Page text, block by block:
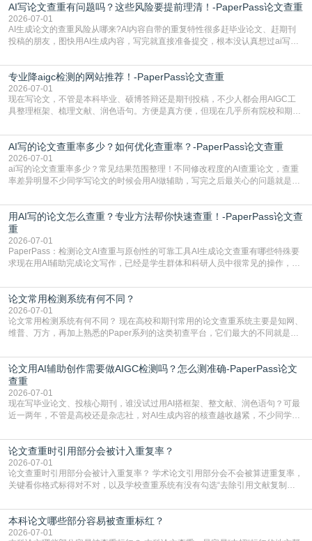
准。其实，降aigc检测是伴随AIGC工具在学术领域普及诞生的新需求，核心是为
了满足现在高校、期刊对AI生
AI写论文查重有问题吗？这些风险要提前理清！-PaperPass论文查重
2026-07-01
AI生成论文的查重风险从哪来?AI内容自带的重复特性很多赶毕业论文、赶期刊
投稿的朋友，图快用AI生成内容，写完就直接准备提交，根本没认真想过ai写论
自带不可忽视的查重风险。AI训练依赖海量公开的文本数据，生成内容本质是基
于训练数据的概率拼接，不是从零开始的原创创作。生成过程中，很容易复用已
有的高频公共表述，甚至直接拼接已经公开
专业降aigc检测的网站推荐！-PaperPass论文查重
2026-07-01
现在写论文，不管是本科毕业、硕博答辩还是期刊投稿，不少人都会用AIGC工
具整理框架、梳理文献、润色语句。方便是真方便，但现在几乎所有院校和期刊
五遍还是过不了预检测的大有人在，这时候，找到靠谱的降AIGC检测率的网
站，就能少走好多弯路。PaperPass：守护学术原创性的智能伙伴AIGC生成内
容的学术合规痛点去年帮一个本科师弟改
AI写的论文查重率多少？如何优化查重率？-PaperPass论文查重
2026-07-01
ai写的论文查重率多少？常见结果范围整理！不同修改程度的AI查重论文，查重
率差异明显不少同学写论文的时候会用AI做辅助，写完之后最关心的问题就是ai
实际情况和大家想的不太一样。AI训练依赖海量公开学术文献、网络内容，生成
内容本质是按照语义概率拼接已有内容，很容易和已发布的作品撞重复，甚至会
直接引用整段已有内容，所以查重率偏高是
用AI写的论文怎么查重？专业方法帮你快速查重！-PaperPass论文查
重
2026-07-01
PaperPass：检测论文AI查重与原创性的可靠工具AI生成论文查重有哪些特殊要
求现在用AI辅助完成论文写作，已经是学生群体和科研人员中很常见的操作，不
但很多人忽略了，AI生成的内容天生带有重复风险——训练AI的数据集本身就包
含大量已公开的学术内容、网络原创内容，AI输出内容时很容易无意识拼接出重
复片
论文常用检测系统有何不同？
2026-07-01
论文常用检测系统有何不同？ 现在高校和期刊常用的论文查重系统主要是知网、
维普、万方，再加上熟悉的Paper系列的这类初查平台，它们最大的不同就是数
查数值误导。知网（CNKI）是学校定稿检测的绝对主流。本科用PMLC，含大学
生联合比对库，能比历届学长论文，硕博用VIP/TMLC，含学术论文联合比对
库，期刊投稿用AMLMC/SML
论文用AI辅助创作需要做AIGC检测吗？怎么测准确-PaperPass论文
查重
2026-07-01
现在写毕业论文、投核心期刊，谁没试过用AI搭框架、整文献、润色语句？可最
近一两年，不管是高校还是杂志社，对AI生成内容的核查越收越紧，不少同学投
真的太亏。提前做AIGC检测，已经成了很多过来人交稿前必做的一步。为什么
AIGC检测成了论文答辩投稿前的必备项？可能还有不少人觉得，我就用AI搭了个
框架，内容都是自己写的，至于做AIG
论文查重时引用部分会被计入重复率？
2026-07-01
论文查重时引用部分会被计入重复率？ 学术论文引用部分会不会被算进重复率，
关键看你格式标得对不对，以及学校查重系统有没有勾选“去除引用文献复制
独占一行，每条文献用[1][2]方括号编号、与正文一一对应，著录项符合GB/T
7714（作者、题名、刊名、年、卷期、页码齐全，标点用半角）；查重系统识别
成功后通常把这段标为引用，
本科论文哪些部分容易被查重标红？
2026-07-01